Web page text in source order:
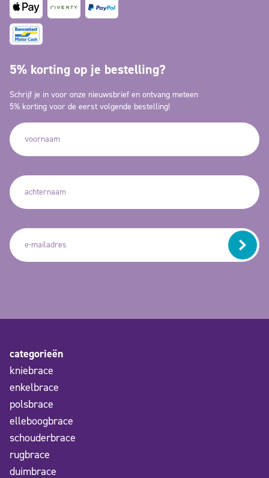
5% korting op je bestelling?
Schrijf je in voor onze nieuwsbrief en ontvang meteen
5% korting voor de eerst volgende bestelling!
categorieën
kniebrace
enkelbrace
polsbrace
elleboogbrace
schouderbrace
rugbrace
duimbrace